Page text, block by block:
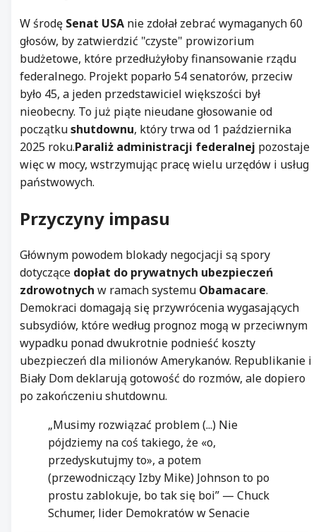
W środę Senat USA nie zdołał zebrać wymaganych 60
głosów, by zatwierdzić "czyste" prowizorium
budżetowe, które przedłużyłoby finansowanie rządu
federalnego. Projekt poparło 54 senatorów, przeciw
było 45, a jeden przedstawiciel większości był
nieobecny. To już piąte nieudane głosowanie od
początkushutdownu, który trwa od 1 października
2025 roku.Paraliż administracji federalnej pozostaje
więc w mocy, wstrzymując pracę wielu urzędów i usług
państwowych.
Przyczyny impasu
Głównym powodem blokady negocjacji są spory
dotyczące dopłat do prywatnych ubezpieczeń
zdrowotnych w ramach systemu Obamacare.
Demokraci domagają się przywrócenia wygasających
subsydiów, które według prognoz mogą w przeciwnym
wypadku ponad dwukrotnie podnieść koszty
ubezpieczeń dla milionów Amerykanów. Republikanie i
Biały Dom deklarują gotowość do rozmów, ale dopiero
po zakończeniu shutdownu.
„Musimy rozwiązać problem (...) Nie
pójdziemy na coś takiego, że «o,
przedyskutujmy to», a potem
(przewodniczący Izby Mike) Johnson to po
prostu zablokuje, bo tak się boi” — Chuck
Schumer, lider Demokratów w Senacie